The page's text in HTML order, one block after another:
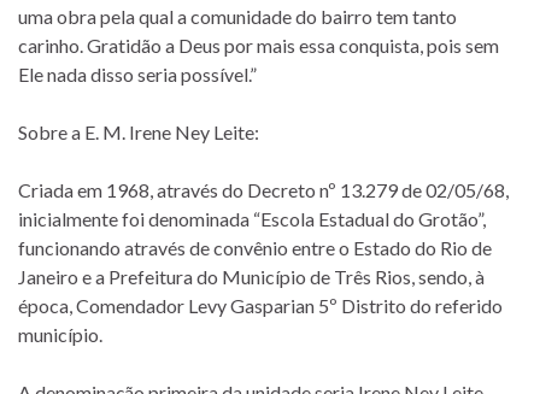
uma obra pela qual a comunidade do bairro tem tanto
carinho. Gratidão a Deus por mais essa conquista, pois sem
Ele nada disso seria possível.”
Sobre a E. M. Irene Ney Leite:
Criada em 1968, através do Decreto nº 13.279 de 02/05/68,
inicialmente foi denominada “Escola Estadual do Grotão”,
funcionando através de convênio entre o Estado do Rio de
Janeiro e a Prefeitura do Município de Três Rios, sendo, à
época, Comendador Levy Gasparian 5º Distrito do referido
município.